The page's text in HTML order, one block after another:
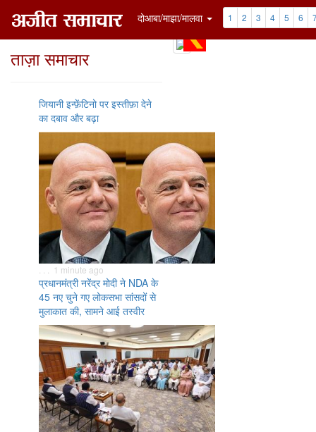
दोआबा/माझा/मालवा 1 2 3 4 5 6
ताज़ा समाचार
जियानी इन्फ़ेंटिनो पर इस्तीफ़ा देने
का दबाव और बढ़ा
. . . 1 minute ago
प्रधानमंत्री नरेंद्र मोदी ने NDA के
45 नए चुने गए लोकसभा सांसदों से
मुलाकात की, सामने आई तस्वीर